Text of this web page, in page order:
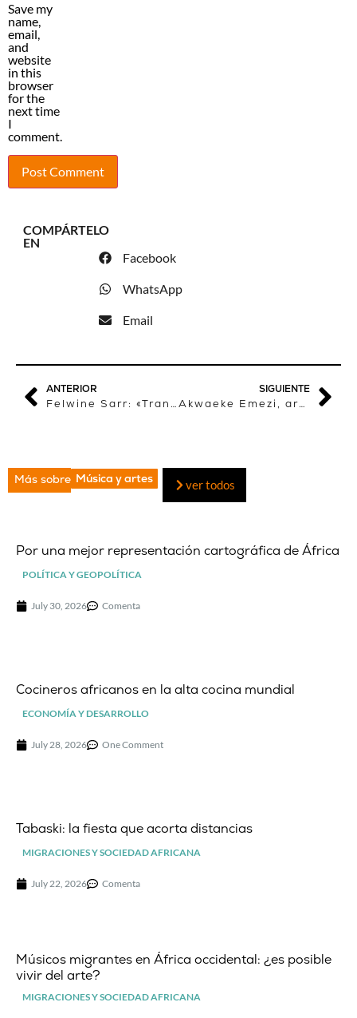
Save my
name,
email,
and
website
in this
browser
for the
next time
I
comment.
COMPÁRTELO
EN
Facebook
WhatsApp
Email
ANTERIOR
Felwine Sarr: «Transmitir una usanza del mundo»
SIGUIENTE
Akwaeke Emezi, artista visual y escritore
Más sobre Música y artes ver todos
Por una mejor representación cartográfica de África
POLÍTICA Y GEOPOLÍTICA
July 30, 2026 Comenta
Cocineros africanos en la alta cocina mundial
ECONOMÍA Y DESARROLLO
July 28, 2026 One Comment
Tabaski: la fiesta que acorta distancias
MIGRACIONES Y SOCIEDAD AFRICANA
July 22, 2026 Comenta
Músicos migrantes en África occidental: ¿es posible
vivir del arte?
MIGRACIONES Y SOCIEDAD AFRICANA